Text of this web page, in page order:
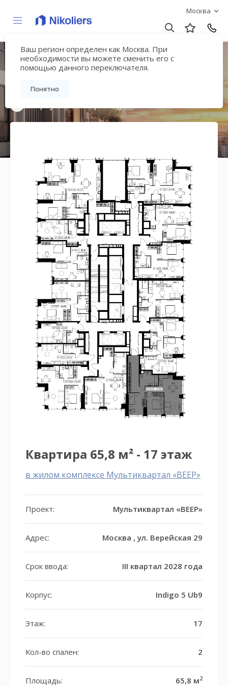
Москва
Ваш регион определен как Москва. При
необходимости вы можете сменить его с
помощью данного переключателя.
Понятно
Мультиквартал
«ВЕЕР»
Квартира 65,8 м² - 17 этаж
в жилом комплексе Мультиквартал «ВЕЕР»
Проект: Мультиквартал «ВЕЕР»
Адрес: Москва , ул. Верейская 29
Срок ввода: III квартал 2028 года
Корпус: Indigo 5 Ub9
Этаж: 17
Кол-во спален: 2
Площадь: 65,8 м2